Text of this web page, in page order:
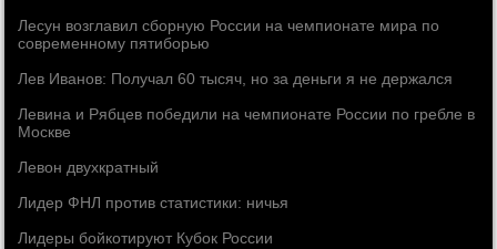
Лесун возглавил сборную России на чемпионате мира по
современному пятиборью
Лев Иванов: Получал 60 тысяч, но за деньги я не держался
Левина и Рябцев победили на чемпионате России по гребле в
Москве
Левон двухкратный
Лидер ФНЛ против статистики: ничья
Лидеры бойкотируют Кубок России